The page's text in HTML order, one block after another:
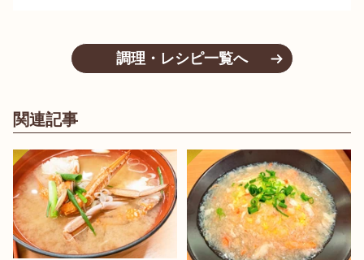
調理・レシピ一覧へ
関連記事